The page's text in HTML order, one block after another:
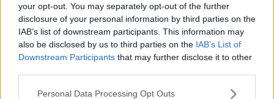
your opt-out. You may separately opt-out of the further
disclosure of your personal information by third parties on the
IAB’s list of downstream participants. This information may
also be disclosed by us to third parties on the IAB’s List of
Downstream Participants that may further disclose it to other
Personal Data Processing Opt Outs
Capriolo cade da 30 metri, bloccato in una rete
Lupo azzanna capriolo a pochi passi dal centro -
VIDEO
Abuso d'ufficio per il segretario della provincia
Patrizia e Sergio, quando l'amore supera il Covid